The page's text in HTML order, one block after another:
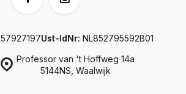
Professor van 't Hoffweg 14a
5144NS, Waalwijk
57927197Ust-IdNr: NL852795592B01